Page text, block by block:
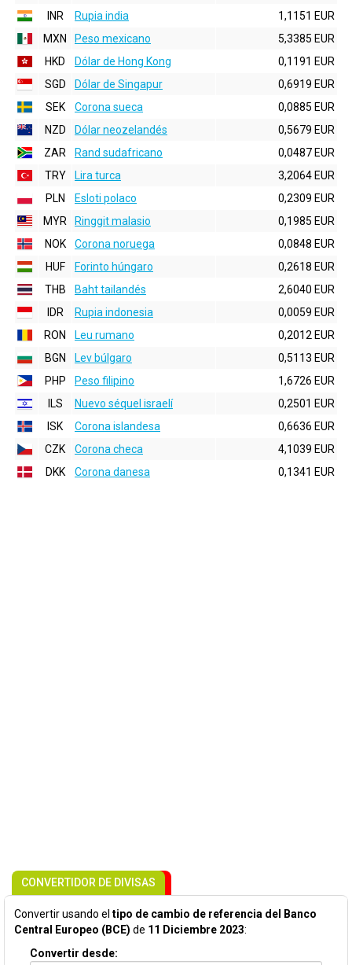
INR
Rupia india
1,1151 EUR
MXN
Peso mexicano
5,3385 EUR
HKD
Dólar de Hong Kong
0,1191 EUR
SGD
Dólar de Singapur
0,6919 EUR
SEK
Corona sueca
0,0885 EUR
NZD
Dólar neozelandés
0,5679 EUR
ZAR
Rand sudafricano
0,0487 EUR
TRY
Lira turca
3,2064 EUR
PLN
Esloti polaco
0,2309 EUR
MYR
Ringgit malasio
0,1985 EUR
NOK
Corona noruega
0,0848 EUR
HUF
Forinto húngaro
0,2618 EUR
THB
Baht tailandés
2,6040 EUR
IDR
Rupia indonesia
0,0059 EUR
RON
Leu rumano
0,2012 EUR
BGN
Lev búlgaro
0,5113 EUR
PHP
Peso filipino
1,6726 EUR
ILS
Nuevo séquel israelí
0,2501 EUR
ISK
Corona islandesa
0,6636 EUR
CZK
Corona checa
4,1039 EUR
DKK
Corona danesa 0,1341 EUR
CONVERTIDOR DE DIVISAS
Convertir usando el tipo de cambio de referencia del Banco
Central Europeo (BCE) de 11 Diciembre 2023:
Convertir desde: